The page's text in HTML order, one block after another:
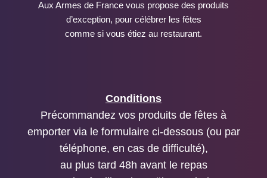
Aux Armes de France vous propose des produits
d’exception, pour célébrer les fêtes
comme si vous étiez au restaurant.
Conditions
Précommandez vos produits de fêtes à
emporter via le formulaire ci-dessous (ou par
téléphone, en cas de difficulté),
au plus tard 48h avant le repas